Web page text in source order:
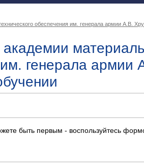
обеспечения им. генерала армии А.В.
им. генерала армии
быть первым - воспользуйтесь